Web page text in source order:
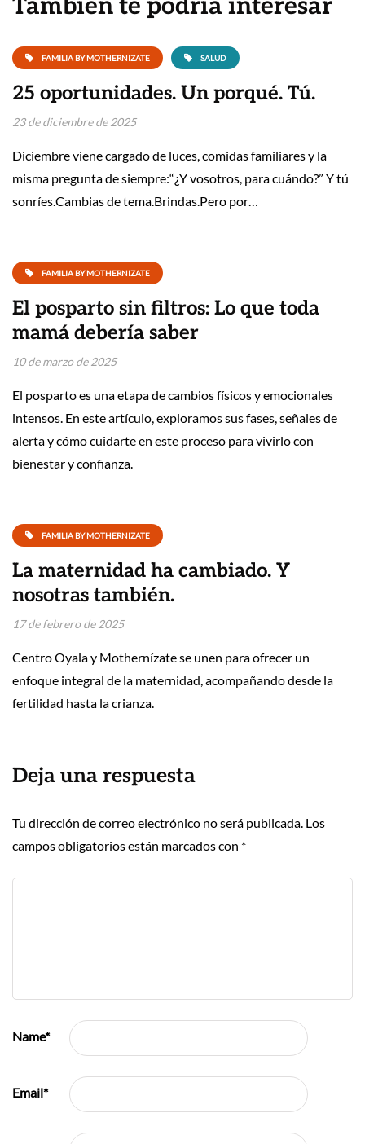
También te podría interesar
FAMILIA BY MOTHERNIZATE SALUD
25 oportunidades. Un porqué. Tú.
23 de diciembre de 2025
Diciembre viene cargado de luces, comidas familiares y la
misma pregunta de siempre:“¿Y vosotros, para cuándo?” Y tú
sonríes.Cambias de tema.Brindas.Pero por…
FAMILIA BY MOTHERNIZATE
El posparto sin filtros: Lo que toda
mamá debería saber
10 de marzo de 2025
El posparto es una etapa de cambios físicos y emocionales
intensos. En este artículo, exploramos sus fases, señales de
alerta y cómo cuidarte en este proceso para vivirlo con
bienestar y confianza.
FAMILIA BY MOTHERNIZATE
La maternidad ha cambiado. Y
nosotras también.
17 de febrero de 2025
Centro Oyala y Mothernízate se unen para ofrecer un
enfoque integral de la maternidad, acompañando desde la
fertilidad hasta la crianza.
Deja una respuesta
Tu dirección de correo electrónico no será publicada. Los
campos obligatorios están marcados con *
Name*
Email*